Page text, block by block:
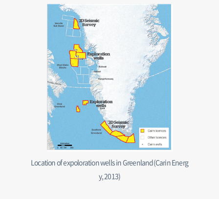
Location of expoloration wells in Greenland(Carin Energ
y, 2013)